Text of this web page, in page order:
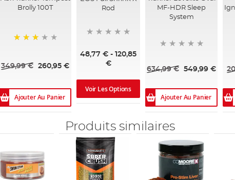
Brolly 100T
349,99 € 260,95 €
Ajouter Au Panier
Rod
48,77 € -120,85
€
Voir Les Options
MF-HDR Sleep
System
634,99 € 549,99 €
Ajouter Au Panier
Produits similaires